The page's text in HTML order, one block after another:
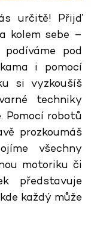
určitě! Přijď
kolem sebe –
pod
i pomocí
si vyzkoušíš
techniky
Pomocí robotů
prozkoumáš
všechny
motoriku či
představuje
každý může